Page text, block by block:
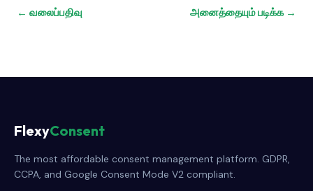
← வலைப்பதிவு அனைத்தையும் படிக்க →
FlexyConsent
The most affordable consent management platform. GDPR,
CCPA, and Google Consent Mode V2 compliant.